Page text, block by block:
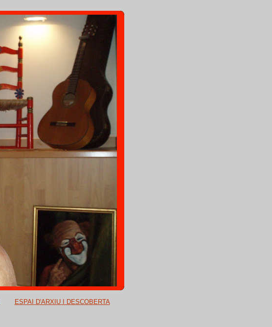
ESPAI D'ARXIU I DESCOBERTA